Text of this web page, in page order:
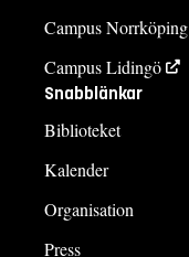
Campus Norrköping
Campus Lidingö
Snabblänkar
Biblioteket
Kalender
Organisation
Press